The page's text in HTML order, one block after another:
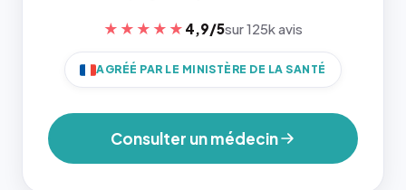
★★★★★ 4,9/5sur 125k avis
AGRÉÉ PAR LE MINISTÈRE DE LA SANTÉ
Consulter un médecin